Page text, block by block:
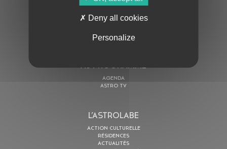
AU PROGRAMME
AGENDA
ASTRO TV
L’ASTROLABE
ACTION CULTURELLE
RÉSIDENCES
ACTUALITÉS
Deny all cookies
Personalize